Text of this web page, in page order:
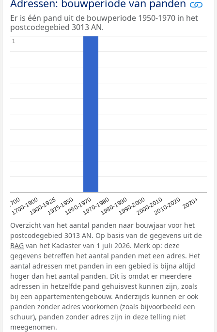
Adressen: bouwperiode van panden
Er is één pand uit de bouwperiode 1950-1970 in het
postcodegebied 3013 AN.
<1700
1700-19001900-19251925-19501950-19701970-19801980-19901990-20002000-20102010-20202020+
11
Overzicht van het aantal panden naar bouwjaar voor het
postcodegebied 3013 AN. Op basis van de gegevens uit de
BAG van het Kadaster van 1 juli 2026. Merk op: deze
gegevens betreffen het aantal panden met een adres. Het
aantal adressen met panden in een gebied is bijna altijd
hoger dan het aantal panden. Dit is omdat er meerdere
adressen in hetzelfde pand gehuisvest kunnen zijn, zoals
bij een appartementengebouw. Anderzijds kunnen er ook
panden zonder adres voorkomen (zoals bijvoorbeeld een
schuur), panden zonder adres zijn in deze telling niet
meegenomen.